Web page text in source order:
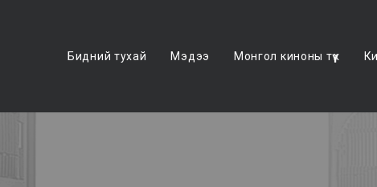
Бидний тухай Мэдээ Монгол киноны түүх